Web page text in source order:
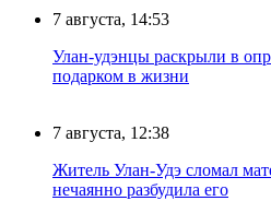
7 августа, 14:53
Улан-удэнцы раскрыли в
подарком в жизни
7 августа, 12:38
Житель Улан-Удэ сломал
нечаянно разбудила его